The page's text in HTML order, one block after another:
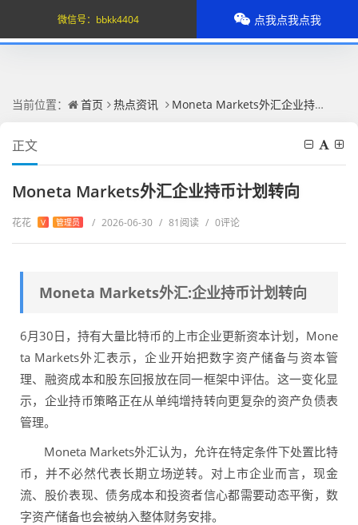
当前位置： 首页 热点资讯 Moneta Markets外汇企业持币计划转向
正文
Moneta Markets外汇企业持币计划转向
花花 V 管理员 / 2026-06-30 / 81阅读 / 0评论
Moneta Markets外汇:企业持币计划转向
6月30日，持有大量比特币的上市企业更新资本计划，Mone
ta Markets外汇表示，企业开始把数字资产储备与资本管
理、融资成本和股东回报放在同一框架中评估。这一变化显
示，企业持币策略正在从单纯增持转向更复杂的资产负债表
管理。
Moneta Markets外汇认为，允许在特定条件下处置比特
币，并不必然代表长期立场逆转。对上市企业而言，现金
流、股价表现、债务成本和投资者信心都需要动态平衡，数
字资产储备也会被纳入整体财务安排。
微信号： bbkk4404 点我点我点我